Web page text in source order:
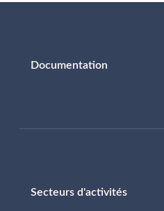
Documentation
Secteurs d'activités